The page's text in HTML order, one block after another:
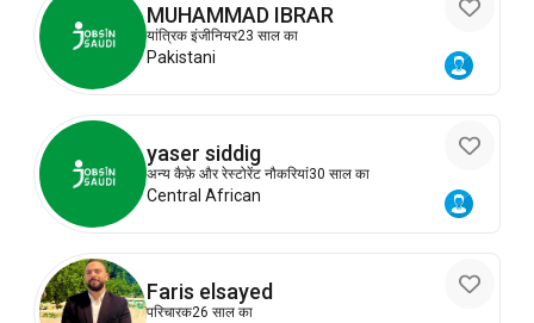
MUHAMMAD IBRAR
यांत्रिक इंजीनियर23 साल का
Pakistani
yaser siddig
अन्य कैफ़े और रेस्टोरेंट नौकरियां30 साल का
Central African
Faris elsayed
परिचारक26 साल का